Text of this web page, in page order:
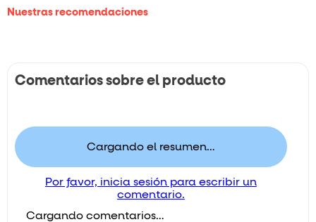
Nuestras recomendaciones
Comentarios sobre el producto
Cargando el resumen…
Por favor, inicia sesión para escribir un
comentario.
Cargando comentarios…